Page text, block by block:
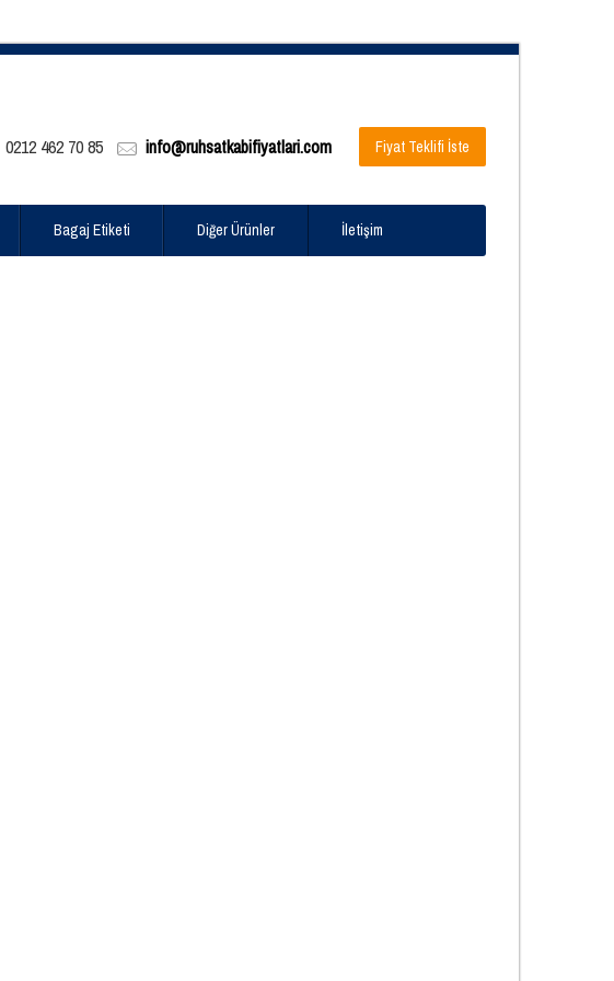
0212 462 70 85 info@ruhsatkabifiyatlari.com Fiyat Teklifi İste
Bagaj Etiketi Diğer Ürünler İletişim